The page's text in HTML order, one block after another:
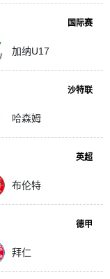
国际赛
加纳U17
沙特联
哈森姆
英超
布伦特
德甲
拜仁